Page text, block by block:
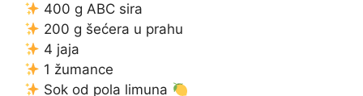
400 g ABC sira
200 g šećera u prahu
4 jaja
1 žumance
Sok od pola limuna